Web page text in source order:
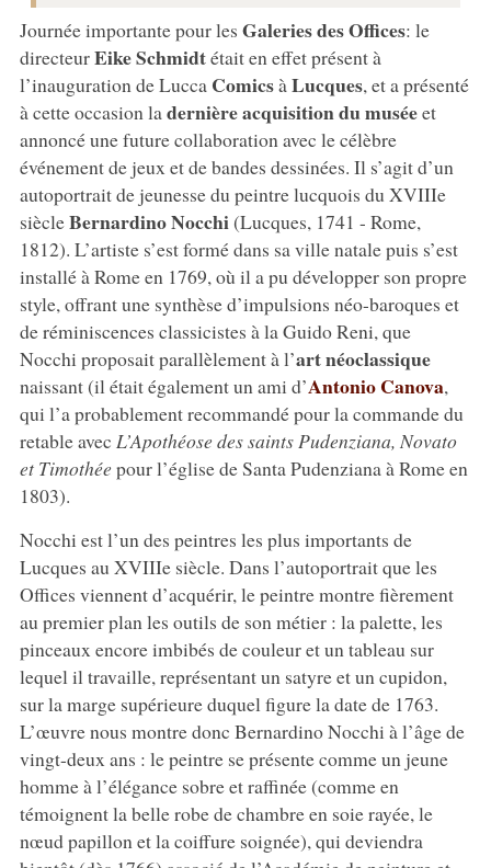
Journée importante pour les Galeries des Offices: le
directeurEike Schmidtétait en effet présent à
l’inauguration de Lucca Comicsà Lucques, et a présenté
à cette occasion la dernière acquisition du muséeet
annoncé une future collaboration avec le célèbre
événement de jeux et de bandes dessinées. Il s’agit d’un
autoportrait de jeunesse du peintre lucquois du XVIIIe
siècleBernardino Nocchi(Lucques, 1741 - Rome,
1812). L’artiste s’est formé dans sa ville natale puis s’est
installé à Rome en 1769, où il a pu développer son propre
style, offrant une synthèse d’impulsions néo-baroques et
de réminiscences classicistes à la Guido Reni, que
Nocchi proposait parallèlement à l’art néoclassique
naissant (il était également un ami d’Antonio Canova,
qui l’a probablement recommandé pour la commande du
retable avec L’Apothéose des saints Pudenziana, Novato
et Timothéepour l’église de Santa Pudenziana à Rome en
1803).
Nocchi est l’un des peintres les plus importants de
Lucques au XVIIIe siècle. Dans l’autoportrait que les
Offices viennent d’acquérir, le peintre montre fièrement
au premier plan les outils de son métier : la palette, les
pinceaux encore imbibés de couleur et un tableau sur
lequel il travaille, représentant un satyre et un cupidon,
sur la marge supérieure duquel figure la date de 1763.
L’œuvre nous montre donc Bernardino Nocchi à l’âge de
vingt-deux ans : le peintre se présente comme un jeune
homme à l’élégance sobre et raffinée (comme en
témoignent la belle robe de chambre en soie rayée, le
nœud papillon et la coiffure soignée), qui deviendra